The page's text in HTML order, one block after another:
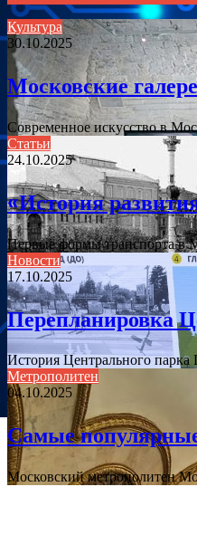
for
Культура
30.10.2025
Московские
Современное искусство в
Статьи
24.10.2025
«История
Первые формы транспорта в
Новости
17.10.2025
Перепланировка
История Центрального
Метрополитен
04.10.2025
Самые
Московский метрополитен